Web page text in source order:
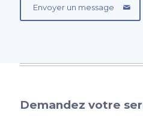
Envoyer un message
Demandez votre